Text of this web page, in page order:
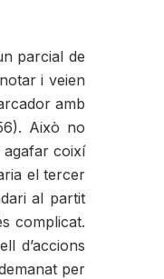
parcial de
i veien
amb
Això no
agafar coixí
el tercer
al partit
complicat.
d’accions
per